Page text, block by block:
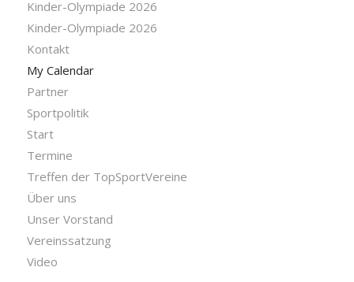
Kinder-Olympiade 2026
Kinder-Olympiade 2026
Kontakt
My Calendar
Partner
Sportpolitik
Start
Termine
Treffen der TopSportVereine
Über uns
Unser Vorstand
Vereinssatzung
Video